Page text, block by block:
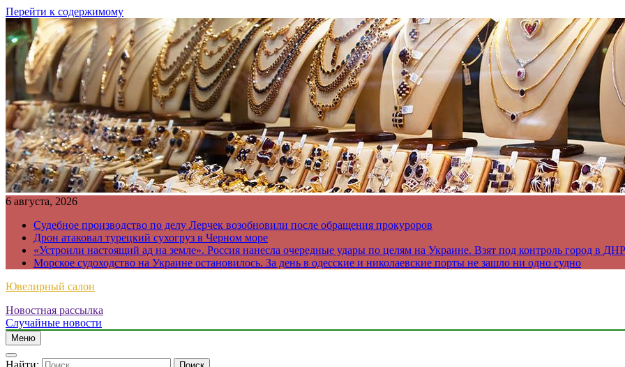
Перейти к содержимому
6 августа, 2026
Судебное производство по делу Лерчек возобновили после обращения прокуроров
Дрон атаковал турецкий сухогруз в Черном море
«Устроили настоящий ад на земле». Россия нанесла очередные удары по целям на Украине. Взят под контроль город в ДНР
Морское судоходство на Украине остановилось. За день в одесские и николаевские порты не зашло ни одно судно
Ювелирный салон
Новостная рассылка
Случайные новости
Меню
Найти: